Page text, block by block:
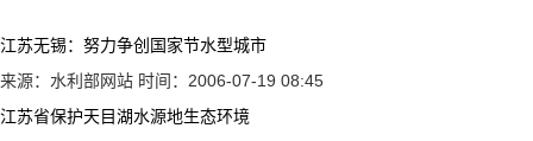
江苏无锡：努力争创国家节水型城市
来源：水利部网站 时间：2006-07-19 08:45
江苏省保护天目湖水源地生态环境